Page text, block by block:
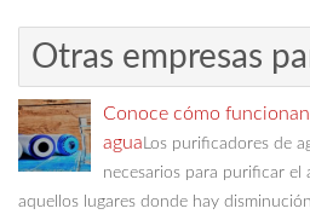
Otras empresas
Conoce cómo
agua Los purificadores de
necesarios para purificar el
aquellos lugares donde hay